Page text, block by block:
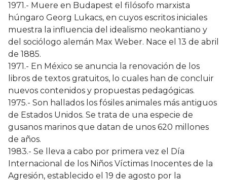
1971.- Muere en Budapest el filósofo marxista
húngaro Georg Lukacs, en cuyos escritos iniciales
muestra la influencia del idealismo neokantiano y
del sociólogo alemán Max Weber. Nace el 13 de abril
de 1885.
1971.- En México se anuncia la renovación de los
libros de textos gratuitos, lo cuales han de concluir
nuevos contenidos y propuestas pedagógicas.
1975.- Son hallados los fósiles animales más antiguos
de Estados Unidos. Se trata de una especie de
gusanos marinos que datan de unos 620 millones
de años.
1983.- Se lleva a cabo por primera vez el Día
Internacional de los Niños Víctimas Inocentes de la
Agresión, establecido el 19 de agosto por la